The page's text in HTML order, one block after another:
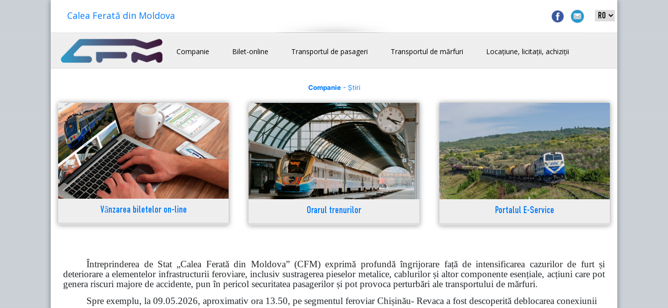
Calea Ferată din Moldova
Companie Bilet-online Transportul de pasageri Transportul de mărfuri Locațiune, licitații, achiziții
Companie- Știri
Vânzarea biletelor on-line Orarul trenurilor Portalul E-Service
Întreprinderea de Stat „Calea Ferată din Moldova” (CFM) exprimă profundă îngrijorare față de intensificarea cazurilor de furt și
deteriorare a elementelor infrastructurii feroviare, inclusiv sustragerea pieselor metalice, cablurilor și altor componente esențiale, acțiuni care pot
genera riscuri majore de accidente, pun în pericol securitatea pasagerilor și pot provoca perturbări ale transportului de mărfuri.
Spre exemplu, la 09.05.2026, aproximativ ora 13.50, pe segmentul feroviar Chișinău- Revaca a fost descoperită deblocarea conexiunii